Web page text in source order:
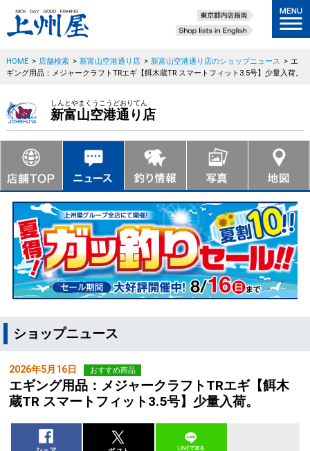
HOME > 店舗検索 > 新富山空港通り店 > 新富山空港通り店のショップニュース > エ
ギング用品：メジャークラフトTRエギ【餌木蔵TR スマートフィット3.5号】少量入荷。
しんとやまくうこうどおりてん
新富山空港通り店
ショップニュース
2026年5月16日 おすすめ商品
エギング用品：メジャークラフトTRエギ【餌木
蔵TR スマートフィット3.5号】少量入荷。